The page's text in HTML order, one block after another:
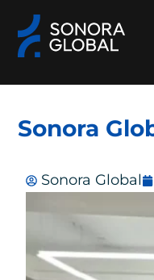
contenido
Sonora
Sonora Global